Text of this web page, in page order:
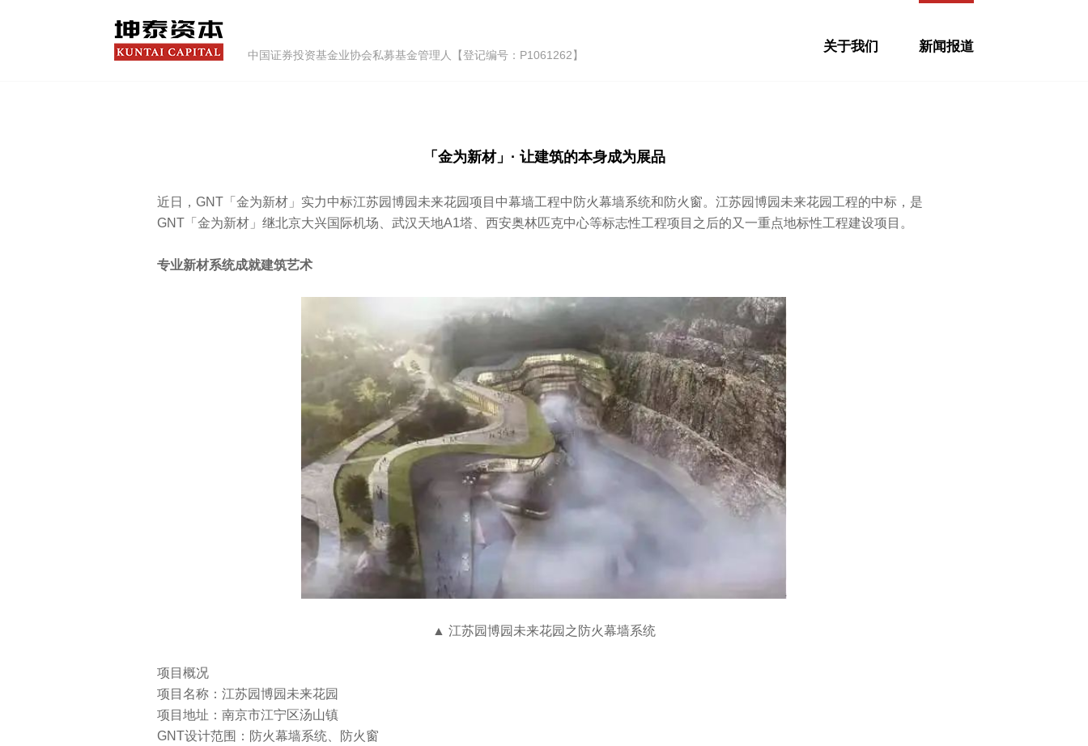
中国证券投资基金业协会私募基金管理人【登记编号：P1061262】
关于我们 新闻报道
「金为新材」· 让建筑的本身成为展品
近日，GNT「金为新材」实力中标江苏园博园未来花园项目中幕墙工程中防火幕墙系统和防火窗。江苏园博园未来花园工程的中标，是
GNT「金为新材」继北京大兴国际机场、武汉天地A1塔、西安奥林匹克中心等标志性工程项目之后的又一重点地标性工程建设项目。
专业新材系统成就建筑艺术
▲ 江苏园博园未来花园之防火幕墙系统
项目概况
项目名称：江苏园博园未来花园
项目地址：南京市江宁区汤山镇
GNT设计范围：防火幕墙系统、防火窗